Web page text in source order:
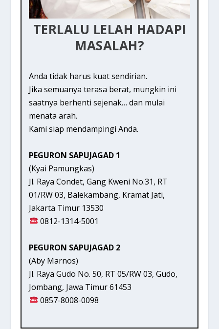
TERLALU LELAH HADAPI
MASALAH?
Anda tidak harus kuat sendirian.
Jika semuanya terasa berat, mungkin ini
saatnya berhenti sejenak… dan mulai
menata arah.
Kami siap mendampingi Anda.
PEGURON SAPUJAGAD 1
(Kyai Pamungkas)
Jl. Raya Condet, Gang Kweni No.31, RT
01/RW 03, Balekambang, Kramat Jati,
Jakarta Timur 13530
0812-1314-5001
PEGURON SAPUJAGAD 2
(Aby Marnos)
Jl. Raya Gudo No. 50, RT 05/RW 03, Gudo,
Jombang, Jawa Timur 61453
0857-8008-0098